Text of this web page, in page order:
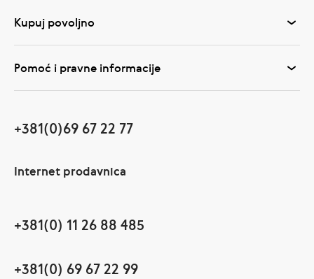
Kupuj povoljno
Pomoć i pravne informacije
+381(0)69 67 22 77
Internet prodavnica
+381(0) 11 26 88 485
+381(0) 69 67 22 99